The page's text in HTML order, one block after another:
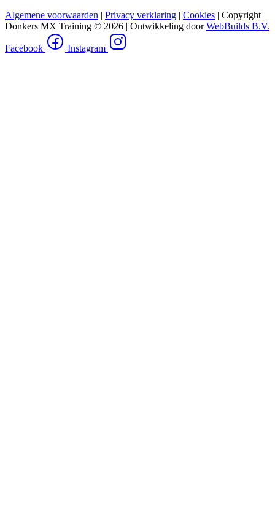
Algemene voorwaarden | Privacy verklaring | Cookies | Copyright
Donkers MX Training © 2026 | Ontwikkeling doorWebBuilds B.V.
Facebook Instagram